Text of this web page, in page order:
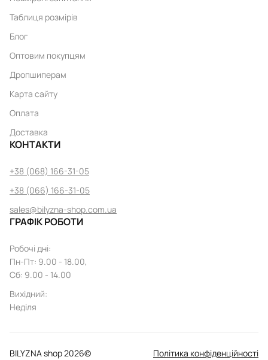
Таблиця розмірів
Блог
Оптовим покупцям
Дропшиперам
Карта сайту
Оплата
Доставка
КОНТАКТИ
+38 (068) 166-31-05
+38 (066) 166-31-05
sales@bilyzna-shop.com.ua
ГРАФІК РОБОТИ
Робочі дні:
Пн-Пт: 9.00 - 18.00,
Сб: 9.00 - 14.00
Вихідний:
Неділя
BILYZNA shop2026© Політика конфіденційності